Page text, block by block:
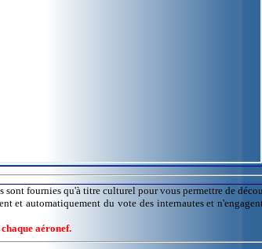
fournies qu'à titre culturel pour vous permettre de
automatiquement du vote des internautes et
aéronef.